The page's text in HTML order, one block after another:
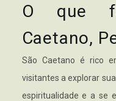
O que
Caetano,
São Caetano é rico
visitantes a explorar
espiritualidade e a se